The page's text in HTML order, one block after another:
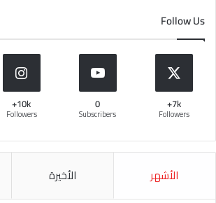
Follow Us
7k+
Followers
0
Subscribers
10k+
Followers
الأشهر الأخيرة